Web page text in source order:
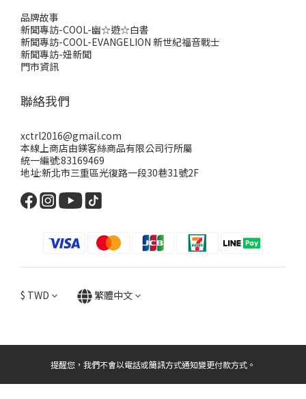
品牌故事
新聞專訪-COOL-幽☆遊☆白書
新聞專訪-COOL-EVANGELION 新世紀福音戰士
新聞專訪-妞新聞
門市資訊
聯絡我們
xctrl2016@gmail.com
本線上商店由鎂客絲商品有限公司行所屬
統一編號:83169469
地址:新北市三重區光復路一段30巷31號2F
$ TWD 繁體中文
提醒您，我們不會以電話或簡訊方式通知變更付款方式。